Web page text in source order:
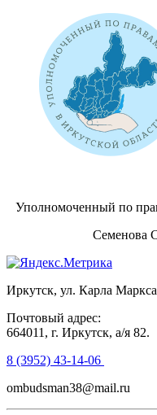
Уполномоченный по
Семенова
Иркутск, ул. Карла
Почтовый адрес:
664011, г. Иркутск, а/я 82.
8 (3952) 43-14-06
ombudsman38@mail.ru